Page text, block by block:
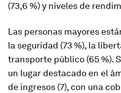
(73,6 %) y niveles de
Las personas mayores
la seguridad (73 %), la
transporte público (65 %).
un lugar destacado en el
de ingresos (7), con una